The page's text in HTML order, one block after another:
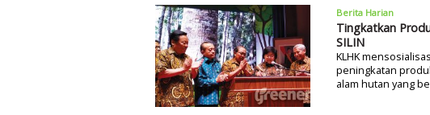
Berita Harian
Tingkatkan
SILIN
KLHK
peningkatan
alam hutan yang